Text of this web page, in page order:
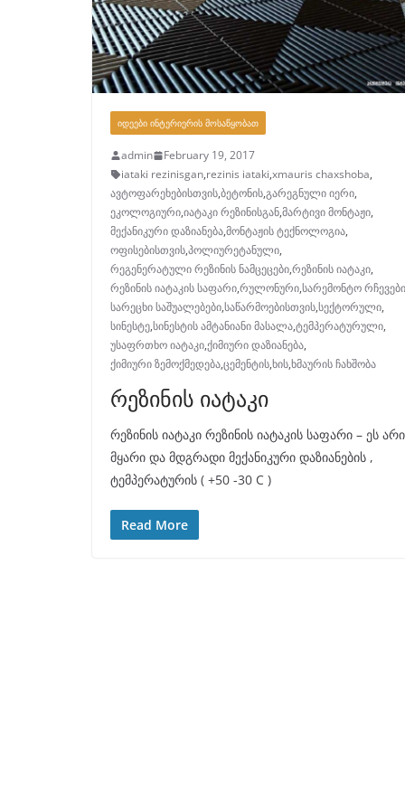
ᲘᲓᲔᲔᲑᲘ ᲘᲜᲢᲔᲠᲘᲔᲠᲘᲡ ᲛᲝᲡᲐᲬᲧᲝᲑᲐᲗ
admin
February 19, 2017
iataki rezinisgan,rezinis iataki,xmauris chaxshoba,
ავტოფარეხებისთვის,ბეტონის,გარეგნული იერი,
ეკოლოგიური,იატაკი რეზინისგან,მარტივი მონტაჟი,
მექანიკური დაზიანება,მონტაჟის ტექნოლოგია,
ოფისებისთვის,პოლიურეტანული,
რეგენერატული რეზინის ნამცეცები,რეზინის იატაკი,
რეზინის იატაკის საფარი,რულონური,სარემონტო რჩევები
სარეცხი საშუალებები,საწარმოებისთვის,სექტორული,
სინესტე,სინესტის ამტანიანი მასალა,ტემპერატურული,
უსაფრთხო იატაკი,ქიმიური დაზიანება,
ქიმიური ზემოქმედება,ცემენტის,ხის,ხმაურის ჩახშობა
რეზინის იატაკი
რეზინის იატაკი რეზინის იატაკის საფარი – ეს
მყარი და მდგრადი მექანიკური დაზიანების ,
ტემპერატურის ( +50 -30 C )
Read More